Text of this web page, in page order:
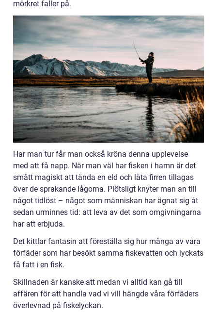
mörkret faller på.
Har man tur får man också kröna denna upplevelse
med att få napp. När man väl har fisken i hamn är det
smått magiskt att tända en eld och låta firren tillagas
över de sprakande lågorna. Plötsligt knyter man an till
något tidlöst – något som människan har ägnat sig åt
sedan urminnes tid: att leva av det som omgivningarna
har att erbjuda.
Det kittlar fantasin att föreställa sig hur många av våra
förfäder som har besökt samma fiskevatten och lyckats
få fatt i en fisk.
Skillnaden är kanske att medan vi alltid kan gå till
affären för att handla vad vi vill hängde våra förfäders
överlevnad på fiskelyckan.